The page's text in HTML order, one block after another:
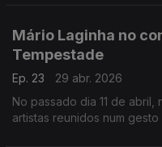
Mário Laginha no
Tempestade
Ep. 23
29 abr. 2026
No passado dia 11 de
artistas reunidos num